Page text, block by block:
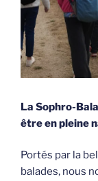
La Sophro-
être en pleine
Portés par la
balades, nous